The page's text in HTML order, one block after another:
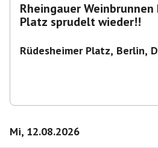
Rheingauer Weinbrunnen
Platz sprudelt wieder!!
Rüdesheimer Platz, Berlin,
Mi, 12.08.2026